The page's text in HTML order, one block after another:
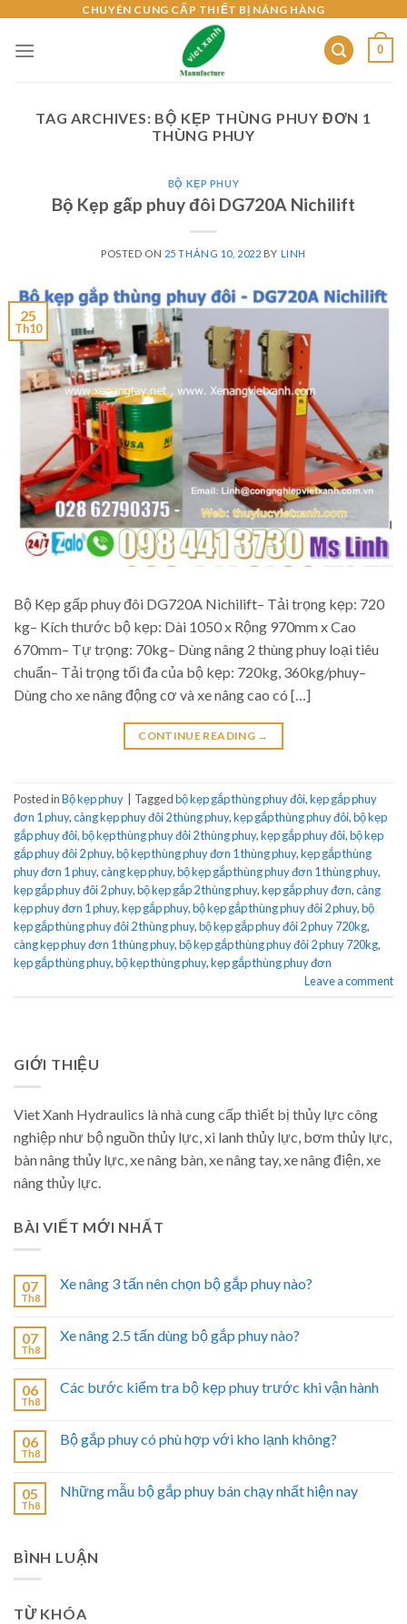
content
CHUYÊN CUNG CẤP THIẾT BỊ NÂNG HÀNG
0
TAG ARCHIVES: BỘ KẸP THÙNG PHUY ĐƠN 1
THÙNG PHUY
BỘ KẸP PHUY
Bộ Kẹp gấp phuy đôi DG720A Nichilift
POSTED ON 25 THÁNG 10, 2022 BY LINH
25
Th10
Bộ Kẹp gấp phuy đôi DG720A Nichilift– Tải trọng kẹp: 720
kg– Kích thước bộ kẹp: Dài 1050 x Rộng 970mm x Cao
670mm– Tự trọng: 70kg– Dùng nâng 2 thùng phuy loại tiêu
chuẩn– Tải trọng tối đa của bộ kẹp: 720kg, 360kg/phuy–
Dùng cho xe nâng động cơ và xe nâng cao có […]
CONTINUE READING →
Posted inBộ kẹp phuy Taggedbộ kẹp gắp thùng phuy đôi,kẹp gắp phuy
đơn 1 phuy,càng kẹp phuy đôi 2 thùng phuy,kẹp gắp thùng phuy đôi,bộ kẹp
gắp phuy đôi,bộ kẹp thùng phuy đôi 2 thùng phuy,kẹp gắp phuy đôi,bộ kẹp
gắp phuy đôi 2 phuy,bộ kẹp thùng phuy đơn 1 thùng phuy,kẹp gắp thùng
phuy đơn 1 phuy,càng kẹp phuy,bộ kẹp gắp thùng phuy đơn 1 thùng phuy,
kẹp gắp phuy đôi 2 phuy,bộ kẹp gắp 2 thùng phuy,kẹp gắp phuy đơn,càng
kẹp phuy đơn 1 phuy,kẹp gắp phuy,bộ kẹp gắp thùng phuy đôi 2 phuy,bộ
kẹp gắp thùng phuy đôi 2 thùng phuy,bộ kẹp gắp phuy đôi 2 phuy 720kg,
càng kẹp phuy đơn 1 thùng phuy,bộ kẹp gắp thùng phuy đôi 2 phuy 720kg,
kẹp gắp thùng phuy,bộ kẹp thùng phuy,kẹp gắp thùng phuy đơn
Leave a comment
GIỚI THIỆU
Viet Xanh Hydraulics là nhà cung cấp thiết bị thủy lực công
nghiệp như bộ nguồn thủy lực, xi lanh thủy lực, bơm thủy lực,
bàn nâng thủy lực, xe nâng bàn, xe nâng tay, xe nâng điện, xe
nâng thủy lực.
BÀI VIẾT MỚI NHẤT
07
Th8
Xe nâng 3 tấn nên chọn bộ gắp phuy nào?
07
Th8
Xe nâng 2.5 tấn dùng bộ gắp phuy nào?
06
Th8
Các bước kiểm tra bộ kẹp phuy trước khi vận hành
06
Th8
Bộ gắp phuy có phù hợp với kho lạnh không?
05
Th8
Những mẫu bộ gắp phuy bán chạy nhất hiện nay
BÌNH LUẬN
TỪ KHÓA